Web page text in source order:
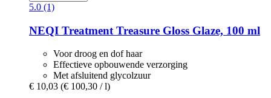
5.0 (1)
NEQI Treatment Treasure Gloss Glaze, 100 ml
Voor droog en dof haar
Effectieve opbouwende verzorging
Met afsluitend glycolzuur
€ 10,03 (€ 100,30 / l)